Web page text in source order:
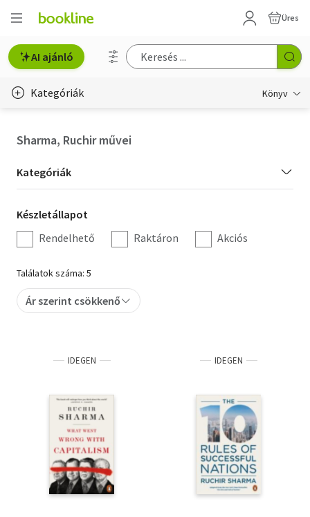
Üres
AI ajánló
Kategóriák Könyv
Hobbi, szabadidő
Irodalom
Művészet
Szakkönyv
Tankönyv, segédkönyv
Társadalomtudomány
Természettudomány
Történelem
Sharma, Ruchir művei
Kategória
szűrés
Kategóriák
Készletállapot
szűrés
Készletállapot
Rendelhető
Raktáron Akciós
Találatok száma: 5
Ár szerint csökkenő
IDEGEN IDEGEN